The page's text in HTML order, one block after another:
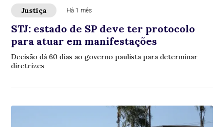
Justiça Há 1 mês
STJ: estado de SP deve ter protocolo
para atuar em manifestações
Decisão dá 60 dias ao governo paulista para determinar
diretrizes